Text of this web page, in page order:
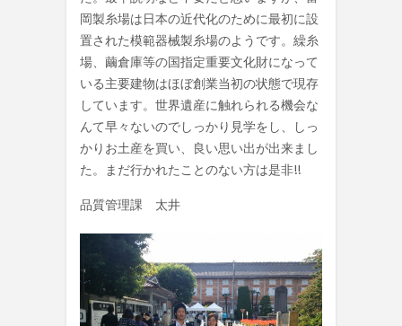
岡製糸場は日本の近代化のために最初に設
置された模範器械製糸場のようです。繰糸
場、繭倉庫等の国指定重要文化財になって
いる主要建物はほぼ創業当初の状態で現存
しています。世界遺産に触れられる機会な
んて早々ないのでしっかり見学をし、しっ
かりお土産を買い、良い思い出が出来まし
た。まだ行かれたことのない方は是非!!
品質管理課 太井